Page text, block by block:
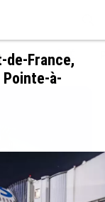
SOCIÉTÉ
de-France,
à-